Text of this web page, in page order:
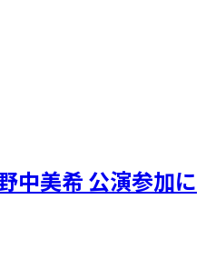
中美希 公演参加に